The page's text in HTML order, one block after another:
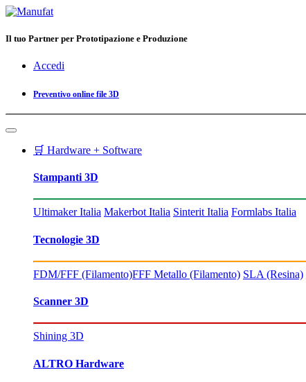
Il tuo Partner per Prototipazione e Produzione
Accedi
Preventivo online file 3D
🛒 Hardware + Software
Stampanti 3D
Ultimaker Italia Makerbot Italia Sinterit Italia Formlabs Italia
Tecnologie 3D
FDM/FFF (Filamento)FFF Metallo (Filamento) SLA (Resina)
Scanner 3D
Shining 3D
ALTRO Hardware